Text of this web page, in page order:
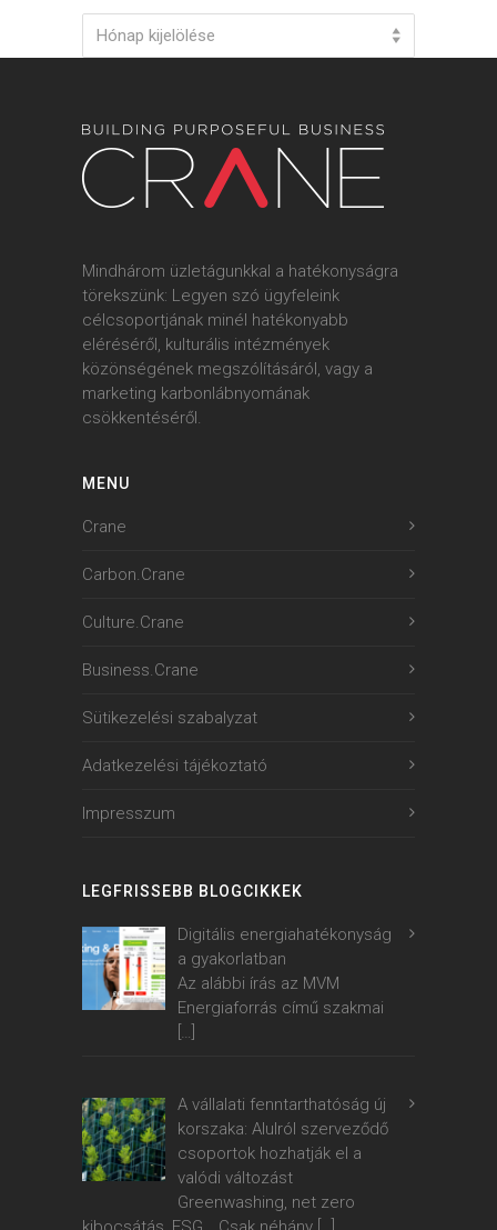
Hónap kijelölése
Mindhárom üzletágunkkal a hatékonyságra
törekszünk: Legyen szó ügyfeleink
célcsoportjának minél hatékonyabb
eléréséről, kulturális intézmények
közönségének megszólításáról, vagy a
marketing karbonlábnyomának
csökkentéséről.
MENU
Crane
Carbon.Crane
Culture.Crane
Business.Crane
Sütikezelési szabalyzat
Adatkezelési tájékoztató
Impresszum
LEGFRISSEBB BLOGCIKKEK
Digitális energiahatékonyság
a gyakorlatban
Az alábbi írás az MVM
Energiaforrás című szakmai
A vállalati fenntarthatóság új
korszaka: Alulról szerveződő
csoportok hozhatják el a
valódi változást
Greenwashing, net zero